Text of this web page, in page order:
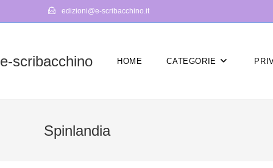
al
edizioni@e-scribacchino.it
e-scribacchino HOME CATEGORIE
Spinlandia